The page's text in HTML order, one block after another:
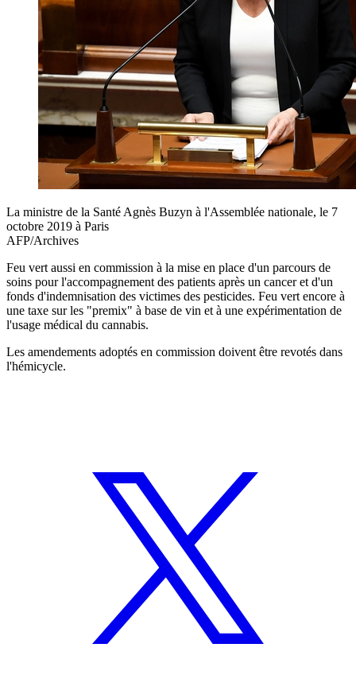
La ministre de la Santé Agnès Buzyn à l'Assemblée nationale, le 7
octobre 2019 à Paris
AFP/Archives
Feu vert aussi en commission à la mise en place d'un parcours de
soins pour l'accompagnement des patients après un cancer et d'un
fonds d'indemnisation des victimes des pesticides. Feu vert encore à
une taxe sur les "premix" à base de vin et à une expérimentation de
l'usage médical du cannabis.
Les amendements adoptés en commission doivent être revotés dans
l'hémicycle.